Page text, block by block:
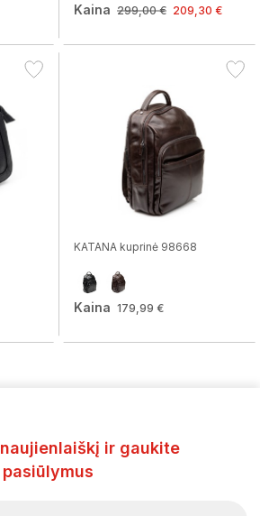
Kaina 299,00 € 209,30 €
KATANA kuprinė 98668
Kaina 179,99 €
ir gaukite